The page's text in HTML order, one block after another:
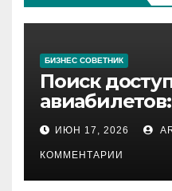
БИЗНЕС СОВЕТНИК
Поиск
ИЮН 17, 2026
КОММЕНТАРИИ